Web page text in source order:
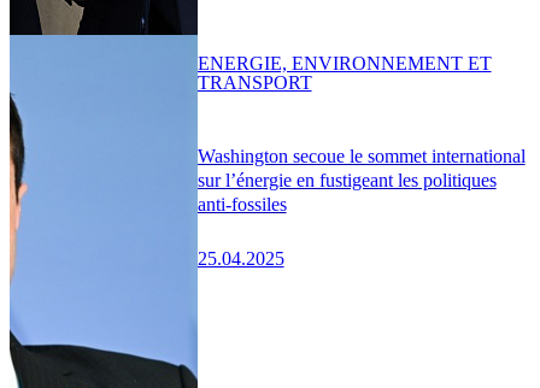
Washington secoue le sommet international
sur l’énergie en fustigeant les politiques
anti-fossiles
25.04.2025
ENERGIE, ENVIRONNEMENT ET
TRANSPORT